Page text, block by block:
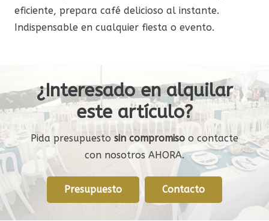
eficiente, prepara café delicioso al instante.
Indispensable en cualquier fiesta o evento.
¿Interesado en alquilar
este artículo?
Pida presupuesto sin compromiso o contacte
con nosotros AHORA.
Presupuesto Contacto